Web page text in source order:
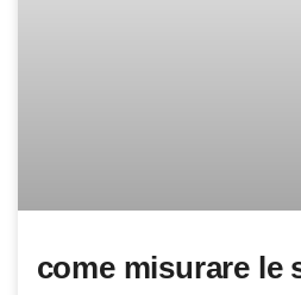
come misurare le